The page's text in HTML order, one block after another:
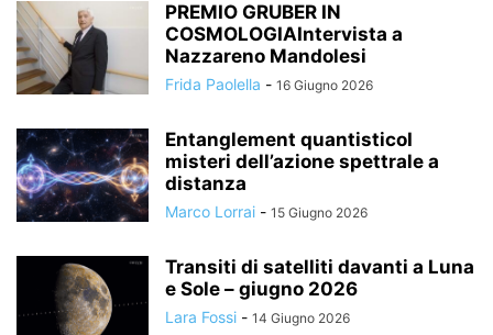
PREMIO GRUBER IN
COSMOLOGIAIntervista a
Nazzareno Mandolesi
Frida Paolella - 16 Giugno 2026
Entanglement quantisticoI
misteri dell’azione spettrale a
distanza
Marco Lorrai - 15 Giugno 2026
Transiti di satelliti davanti a Luna
e Sole – giugno 2026
Lara Fossi - 14 Giugno 2026